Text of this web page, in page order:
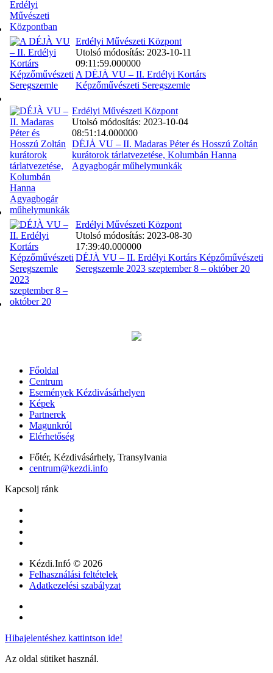
Erdélyi Művészeti Központ
Utolsó módosítás: 2023-10-11
09:11:59.000000
A DÉJÀ VU – II. Erdélyi Kortárs
Képzőművészeti Seregszemle
Erdélyi Művészeti Központ
Utolsó módosítás: 2023-10-04
08:51:14.000000
DÉJÀ VU – II. Madaras Péter és Hosszú Zoltán
kurátorok tárlatvezetése, Kolumbán Hanna
Agyagbogár műhelymunkák
Erdélyi Művészeti Központ
Utolsó módosítás: 2023-08-30
17:39:40.000000
DÉJÀ VU – II. Erdélyi Kortárs Képzőművészeti
Seregszemle 2023 szeptember 8 – október 20
Főoldal
Centrum
Események Kézdivásárhelyen
Képek
Partnerek
Magunkról
Elérhetőség
Főtér, Kézdivásárhely, Transylvania
centrum@kezdi.info
Kapcsolj ránk
Kézdi.Infó © 2026
Felhasználási feltételek
Adatkezelési szabályzat
Hibajelentéshez kattintson ide!
Az oldal sütiket használ.